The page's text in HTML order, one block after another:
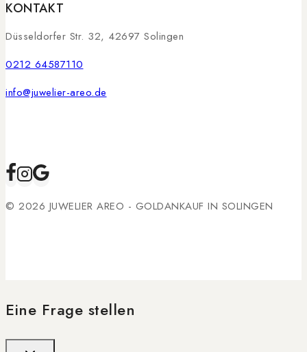
KONTAKT
Düsseldorfer Str. 32, 42697 Solingen
0212 64587110
info@juwelier-areo.de
© 2026 JUWELIER AREO - GOLDANKAUF IN SOLINGEN
Eine Frage stellen